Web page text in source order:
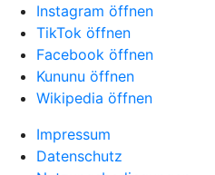
Instagram öffnen
TikTok öffnen
Facebook öffnen
Kununu öffnen
Wikipedia öffnen
Impressum
Datenschutz